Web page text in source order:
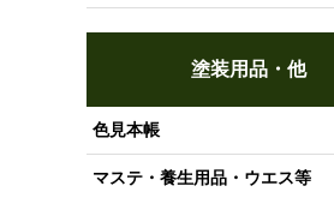
塗装用品・他
色見本帳
マステ・養生用品・ウエス等